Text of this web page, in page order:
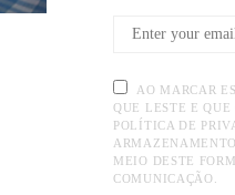
AO MARCAR
QUE LESTE E QUE
POLÍTICA DE
MEIO DESTE
COMUNICAÇÃO.